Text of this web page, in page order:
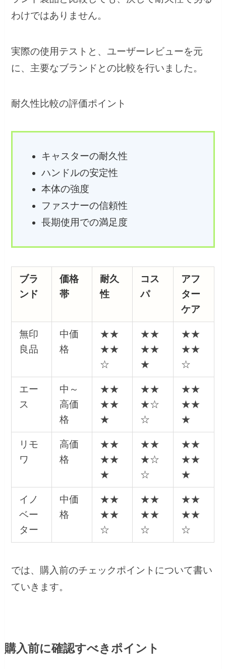
わけではありません。
実際の使用テストと、ユーザーレビューを元
に、主要なブランドとの比較を行いました。
耐久性比較の評価ポイント
キャスターの耐久性
ハンドルの安定性
本体の強度
ファスナーの信頼性
長期使用での満足度
ブラ
ンド
価格
帯
耐久
性
コス
パ
アフ
ター
ケア
無印
良品
中価
格
★★
★★
☆
★★
★★
★
★★
★★
☆
エー
ス
中～
高価
格
★★
★★
★
★★
★☆
☆
★★
★★
★
リモ
ワ
高価
格
★★
★★
★
★★
★☆
☆
★★
★★
★
イノ
ベー
ター
中価
格
★★
★★
☆
★★
★★
☆
★★
★★
☆
では、購入前のチェックポイントについて書い
ていきます。
購入前に確認すべきポイント